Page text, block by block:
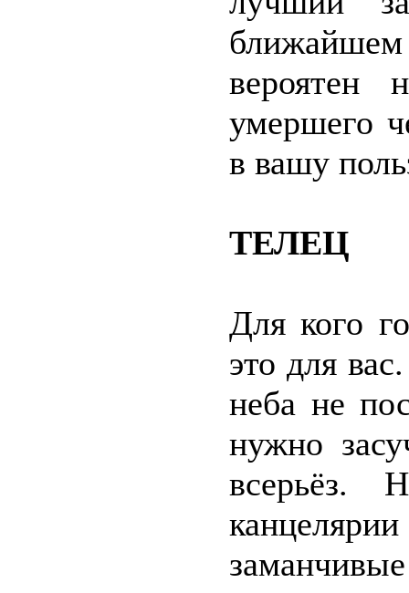
вероятен
умершего
в вашу
ТЕЛЕЦ
Для кого
это для
неба не
нужно
всерьёз.